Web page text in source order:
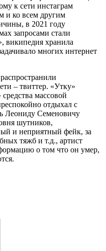
к сети инстаграм
и ко всем другим
в 2021 году
запросами стали
википедия хранила
многих интернет
– твиттер. «Утку»
массовой
отдыхал с
Леониду Семеновичу
шутников,
и неприятный фейк, за
тяжб и т.д., артист
о том что он умер,